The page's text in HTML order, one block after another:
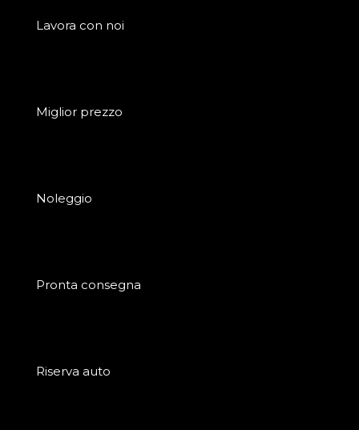
Lavora con noi
Miglior prezzo
Noleggio
Pronta consegna
Riserva auto